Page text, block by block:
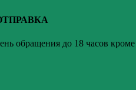
обращения до 18 часов кроме